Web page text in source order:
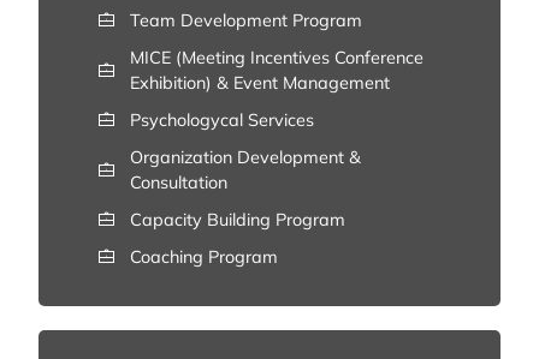
Team Development Program
MICE (Meeting Incentives Conference
Exhibition) & Event Management
Psychologycal Services
Organization Development &
Consultation
Capacity Building Program
Coaching Program